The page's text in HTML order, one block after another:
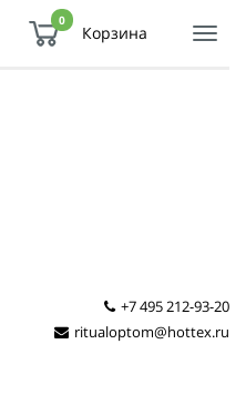
0
Корзина
+7 495 212-93-20
ritualoptom@hottex.ru